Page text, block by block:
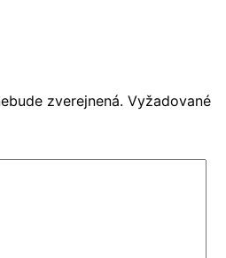
zverejnená. Vyžadované